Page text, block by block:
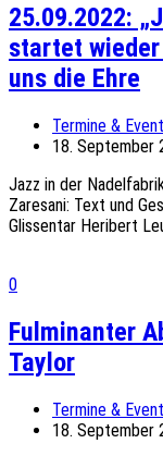
25.09.2022:
startet wieder
uns die Ehre
Termine &
18. September
Jazz in der
Zaresani: Text und
Glissentar Heribert
0
Fulminanter
Taylor
Termine &
18. September